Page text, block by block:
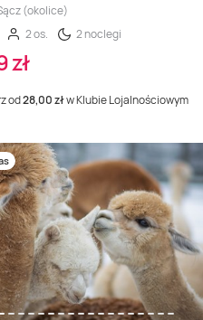
(okolice)
2 os. 2 noclegi
zł
od28,00 złw Klubie Lojalnościowym